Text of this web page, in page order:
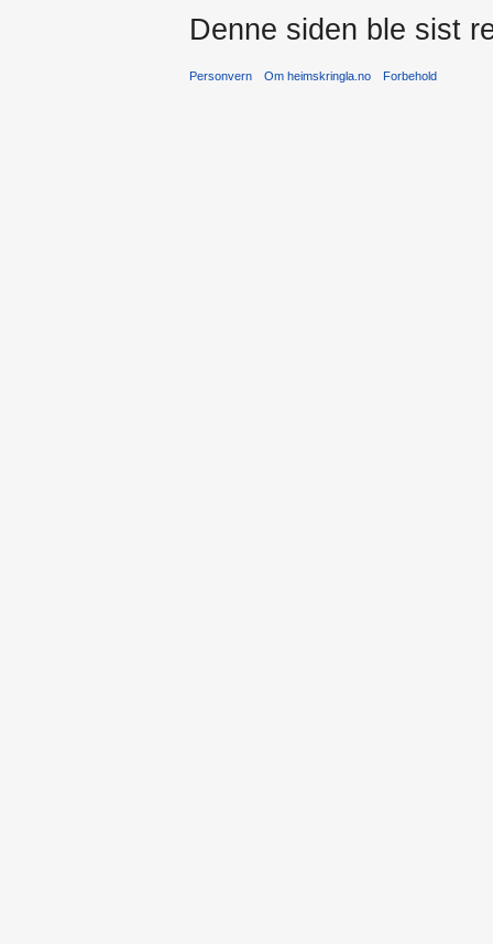
Denne siden ble sist
Personvern Om heimskringla.no Forbehold